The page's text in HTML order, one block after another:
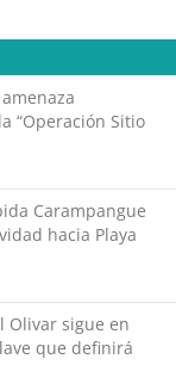
“Operación Sitio
Carampangue
hacia Playa
Olivar sigue en
que definirá